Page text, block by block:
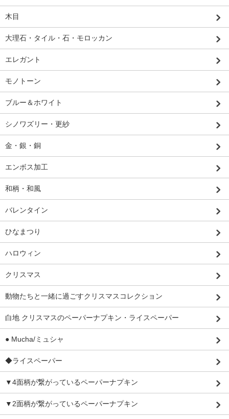
木目
大理石・タイル・石・モロッカン
エレガント
モノトーン
ブルー＆ホワイト
シノワズリー・更紗
金・銀・銅
エンボス加工
和柄・和風
バレンタイン
ひなまつり
ハロウィン
クリスマス
動物たちと一緒に過ごすクリスマスコレクション
白地 クリスマスのペーパーナプキン・ライスペーパー
● Mucha/ミュシャ
◆ライスペーパー
▼4面柄が繋がっているペーパーナプキン
▼2面柄が繋がっているペーパーナプキン